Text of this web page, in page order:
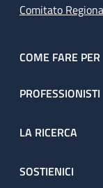
Comitato
COME FARE PER
PROFESSIONISTI
LA RICERCA
SOSTIENICI